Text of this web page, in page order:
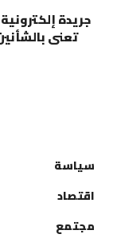
جريدة
تعنى
سياسة
اقتصاد
مجتمع